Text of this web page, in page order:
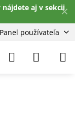
✕
aj v sekcii
Panel používateľa